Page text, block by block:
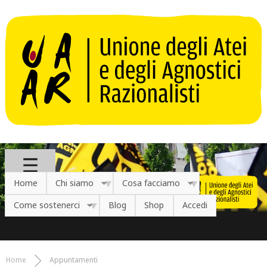
Home Chi siamo
Cosa facciamo
Come sostenerci
Blog Shop Accedi
Tu sei qui
Home Appuntamenti